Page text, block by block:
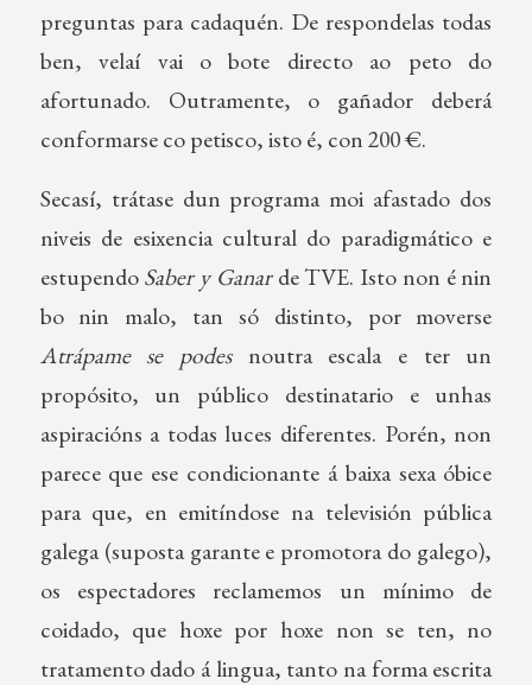
preguntas para cadaquén. De respondelas todas
ben, velaí vai o bote directo ao peto do
afortunado. Outramente, o gañador deberá
conformarse co petisco, isto é, con 200 €.
Secasí, trátase dun programa moi afastado dos
niveis de esixencia cultural do paradigmático e
estupendoSaber y Ganarde TVE. Isto non é nin
bo nin malo, tan só distinto, por moverse
Atrápame se podesnoutra escala e ter un
propósito, un público destinatario e unhas
aspiracións a todas luces diferentes. Porén, non
parece que ese condicionante á baixa sexa óbice
para que, en emitíndose na televisión pública
galega (suposta garante e promotora do galego),
os espectadores reclamemos un mínimo de
coidado, que hoxe por hoxe non se ten, no
tratamento dado á lingua, tanto na forma escrita